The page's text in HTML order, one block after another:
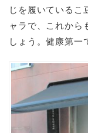
じを履いているこ
ャラで、これから
しょう。健康第一